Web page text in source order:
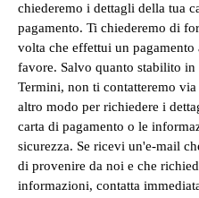
chiederemo i dettagli della tua
pagamento. Ti chiederemo di
volta che effettui un pagamento
favore. Salvo quanto stabilito in
Termini, non ti contatteremo
altro modo per richiedere i
carta di pagamento o le
sicurezza. Se ricevi un'e-mail
di provenire da noi e che
informazioni, contatta